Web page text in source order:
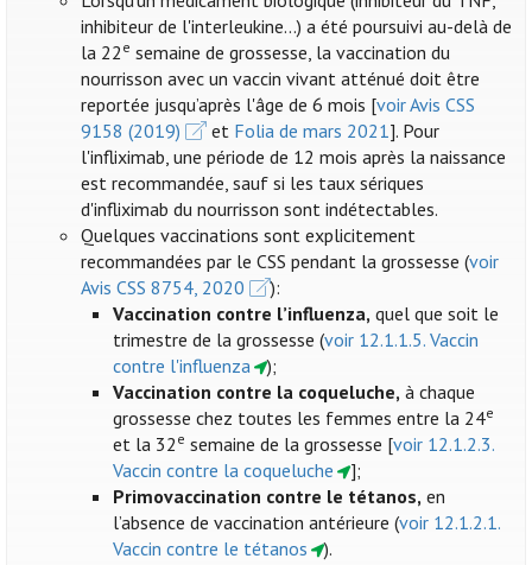
inhibiteur de l'interleukine...) a été poursuivi au-delà de
la 22 e semaine de grossesse, la vaccination du
nourrisson avec un vaccin vivant atténué doit être
reportée jusqu’après l'âge de 6 mois [voir Avis CSS
9158 (2019)
et Folia de mars 2021]. Pour
l'infliximab, une période de 12 mois après la naissance
est recommandée, sauf si les taux sériques
d'infliximab du nourrisson sont indétectables.
Quelques vaccinations sont explicitement
recommandées par le CSS pendant la grossesse (voir
Avis CSS 8754, 2020
):
Vaccination contre l’influenza, quel que soit le
trimestre de la grossesse (voir 12.1.1.5. Vaccin
contre l'influenza
);
Vaccination contre la coqueluche,à chaque
grossesse chez toutes les femmes entre la 24e
et la 32 e semaine de la grossesse [voir 12.1.2.3.
Vaccin contre la coqueluche
];
Primovaccination contre le tétanos, en
l’absence de vaccination antérieure (voir 12.1.2.1.
Vaccin contre le tétanos
).